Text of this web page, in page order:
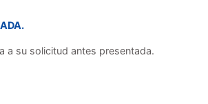
a su solicitud antes presentada.